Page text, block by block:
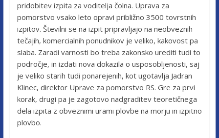
pridobitev izpita za voditelja čolna. Uprava za
pomorstvo vsako leto opravi približno 3500 tovrstnih
izpitov. Številni se na izpit pripravljajo na neobveznih
tečajih, komercialnih ponudnikov je veliko, kakovost pa
slaba. Zaradi varnosti bo treba zakonsko urediti tudi to
področje, in izdati nova dokazila o usposobljenosti, saj
je veliko starih tudi ponarejenih, kot ugotavlja Jadran
Klinec, direktor Uprave za pomorstvo RS. Gre za prvi
korak, drugi pa je zagotovo nadgraditev teoretičnega
dela izpita z obveznimi urami plovbe na morju in izpitno
plovbo.